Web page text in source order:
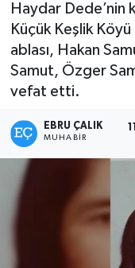
Haydar Dede’nin
Küçük Keşlik Köyü
ablası, Hakan
Samut, Özger
vefat etti.
EBRU ÇALIK
MUHABIR